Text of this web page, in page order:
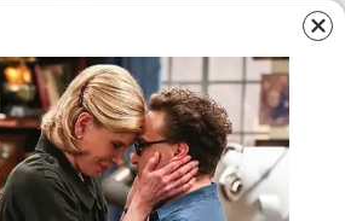
İletişim
Gizlilik İlkeleri
Personel – Öğretmen Haberleri